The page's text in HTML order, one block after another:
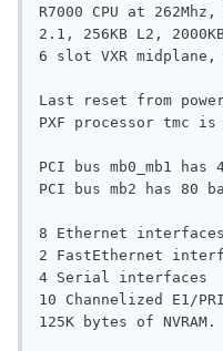
R7000 CPU at
2.1, 256KB L2,
6 slot VXR
Last reset from
PXF processor tmc
PCI bus mb0_mb1
PCI bus mb2 has 80
8 Ethernet interfaces
2 FastEthernet
4 Serial interfaces
10 Channelized E1/
125K bytes of NVRAM.